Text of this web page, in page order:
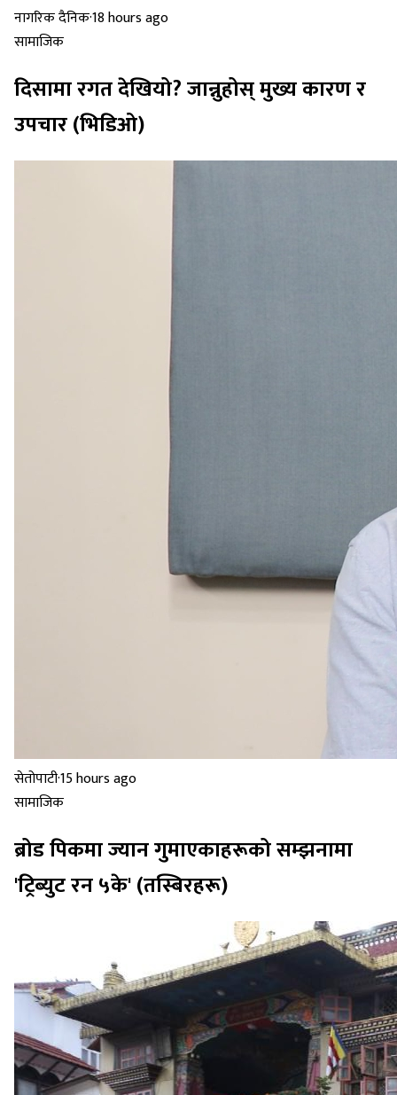
नागरिक दैनिक·18 hours ago
सामाजिक
दिसामा रगत देखियो? जान्नुहोस् मुख्य कारण र
उपचार (भिडिओ)
सेतोपाटी·15 hours ago
सामाजिक
ब्रोड पिकमा ज्यान गुमाएकाहरूको सम्झनामा
'ट्रिब्युट रन ५के' (तस्बिरहरू)